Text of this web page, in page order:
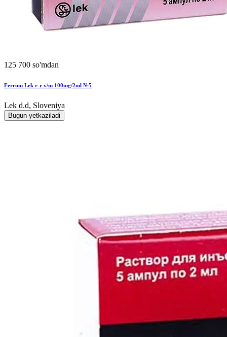
125 700 so'mdan
Ferrum Lek r-r v/m 100mg/2ml №5
Lek d.d, Sloveniya
Bugun yetkaziladi